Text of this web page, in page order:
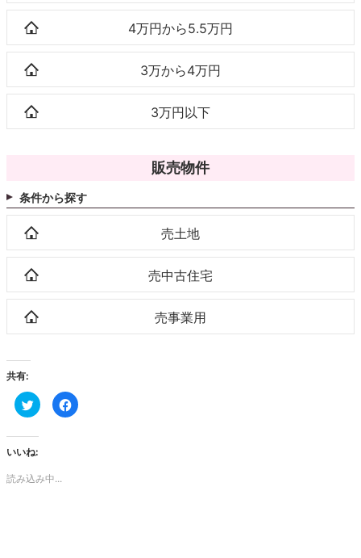
4万円から5.5万円
3万から4万円
3万円以下
販売物件
条件から探す
売土地
売中古住宅
売事業用
共有:
ク
リ
し
て
Twitter
共
Facebook
で
いいね:
読み込み中...